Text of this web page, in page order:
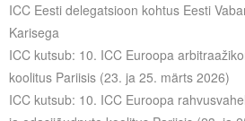
ICC Eesti delegatsioon kohtus Eesti
Karisega
ICC kutsub: 10. ICC Euroopa
koolitus Pariisis (23. ja 25. märts 2026)
ICC kutsub: 10. ICC Euroopa